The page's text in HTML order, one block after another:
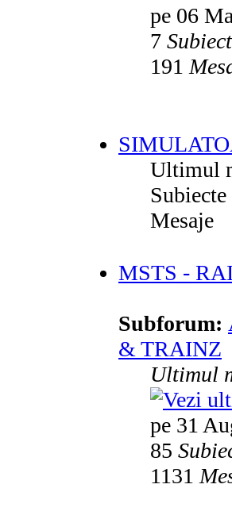
pe 06
7
191
Ultimul
Subiecte
Mesaje
MSTS -
Subforum:
& TRAINZ
Ultimul
pe 31
85
1131